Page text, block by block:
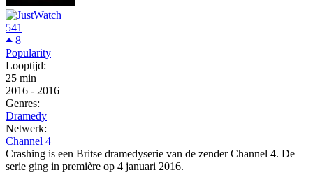
541
8
Popularity
Looptijd:
25 min
2016 - 2016
Genres:
Dramedy
Netwerk:
Channel 4
Crashing is een Britse dramedyserie van de zender Channel 4. De
serie ging in première op 4 januari 2016.